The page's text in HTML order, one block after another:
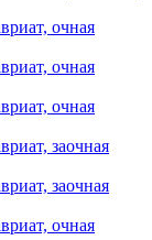
очная
очная
очная
заочная
заочная
очная